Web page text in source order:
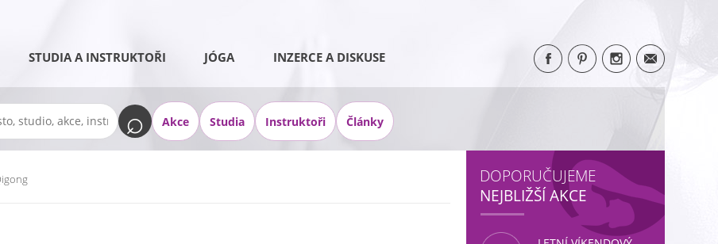
STUDIA A INSTRUKTOŘI JÓGA INZERCE A DISKUSE
Akce Studia Instruktoři Články
DOPORUČUJEME
NEJBLIŽŠÍ AKCE